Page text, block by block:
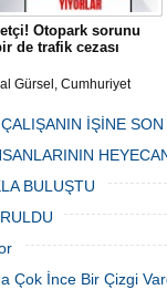
Otopark sorunu
de trafik cezası
Gürsel, Cumhuriyet
ve alışverişe gelen
cezaları yüzünden
İŞİNE
BULUŞTU
Çok İnce Bir Çizgi